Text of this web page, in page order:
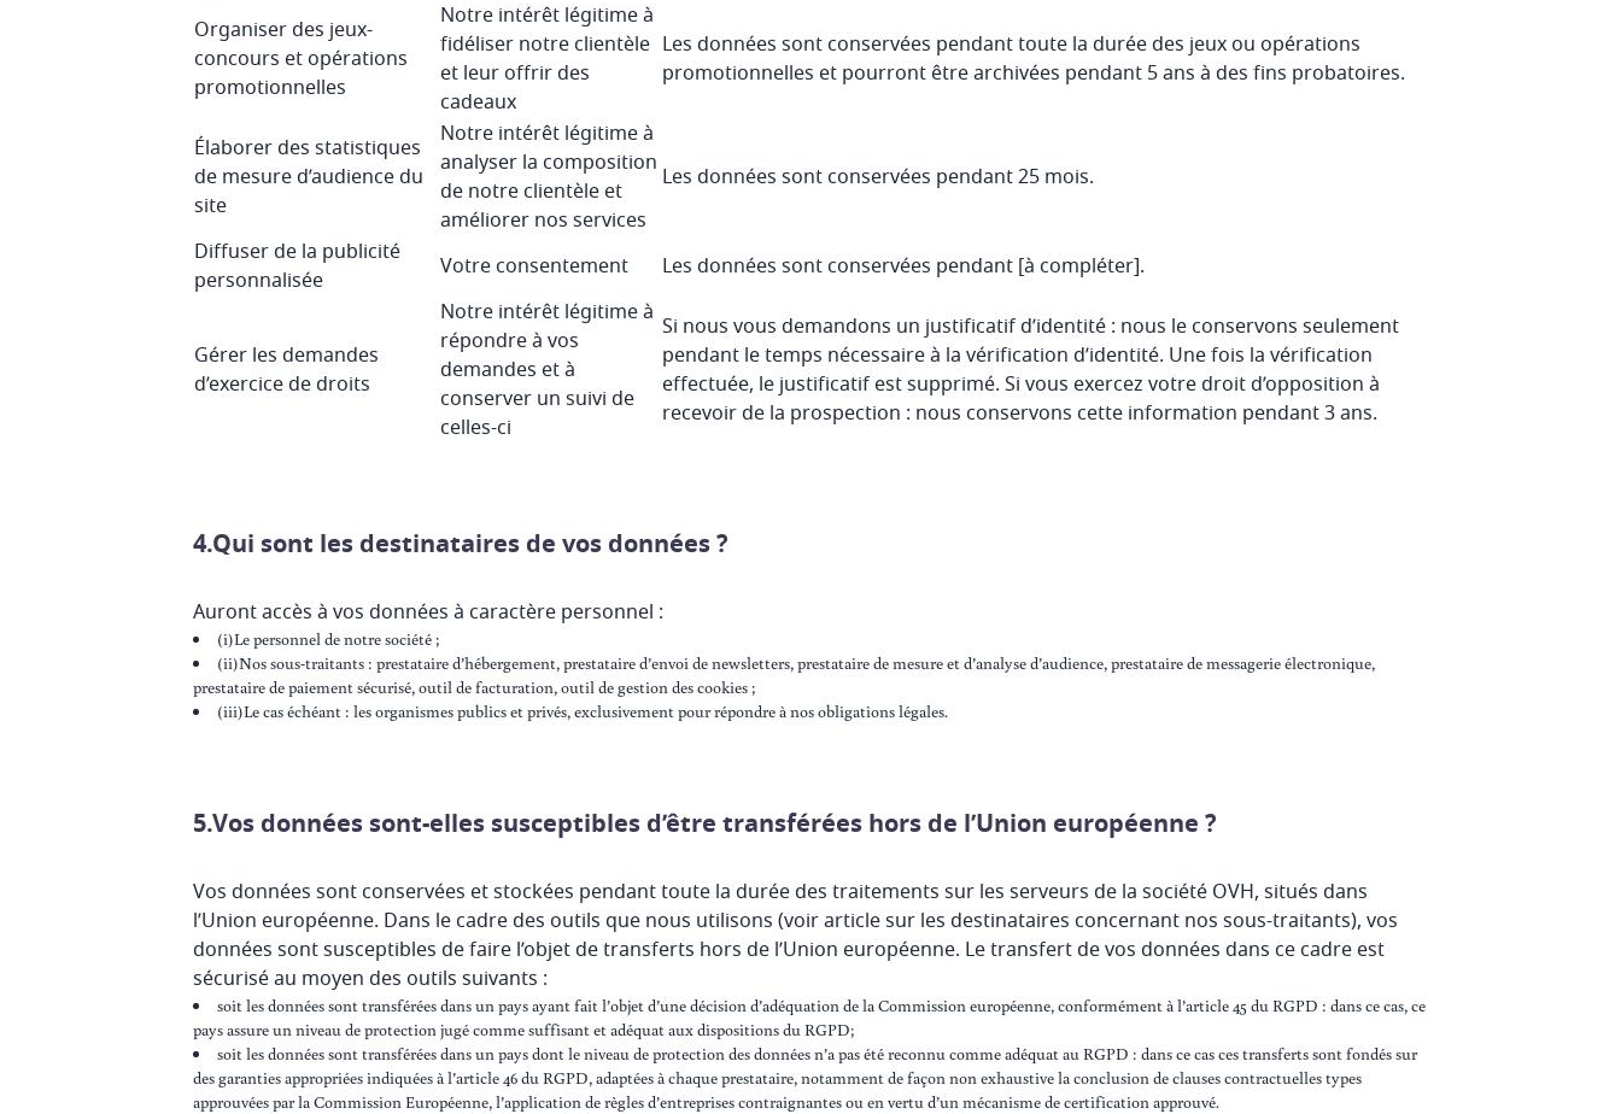
Organiser des jeux-
concours et opérations
promotionnelles
Notre intérêt légitime à
fidéliser notre clientèle
et leur offrir des
cadeaux
Les données sont conservées pendant toute la durée des jeux ou opérations
promotionnelles et pourront être archivées pendant 5 ans à des fins probatoires.
Élaborer des statistiques
de mesure d’audience du
site
Notre intérêt légitime à
analyser la composition
de notre clientèle et
améliorer nos services
Les données sont conservées pendant 25 mois.
Diffuser de la publicité
personnalisée
Votre consentement Les données sont conservées pendant [à compléter].
Gérer les demandes
d’exercice de droits
Notre intérêt légitime à
répondre à vos
demandes et à
conserver un suivi de
celles-ci
Si nous vous demandons un justificatif d’identité : nous le conservons seulement
pendant le temps nécessaire à la vérification d’identité. Une fois la vérification
effectuée, le justificatif est supprimé. Si vous exercez votre droit d’opposition à
recevoir de la prospection : nous conservons cette information pendant 3 ans.
4.Qui sont les destinataires de vos données ?
Auront accès à vos données à caractère personnel :
(i)Le personnel de notre société ;
(ii)Nos sous-traitants : prestataire d’hébergement, prestataire d’envoi de newsletters, prestataire de mesure et d’analyse d’audience, prestataire de messagerie électronique,
prestataire de paiement sécurisé, outil de facturation, outil de gestion des cookies ;
(iii)Le cas échéant : les organismes publics et privés, exclusivement pour répondre à nos obligations légales.
5.Vos données sont-elles susceptibles d’être transférées hors de l’Union européenne ?
Vos données sont conservées et stockées pendant toute la durée des traitements sur les serveurs de la société OVH, situés dans
l’Union européenne. Dans le cadre des outils que nous utilisons (voir article sur les destinataires concernant nos sous-traitants), vos
données sont susceptibles de faire l’objet de transferts hors de l’Union européenne. Le transfert de vos données dans ce cadre est
sécurisé au moyen des outils suivants :
soit les données sont transférées dans un pays ayant fait l’objet d’une décision d’adéquation de la Commission européenne, conformément à l’article 45 du RGPD : dans ce cas, ce
pays assure un niveau de protection jugé comme suffisant et adéquat aux dispositions du RGPD;
soit les données sont transférées dans un pays dont le niveau de protection des données n’a pas été reconnu comme adéquat au RGPD : dans ce cas ces transferts sont fondés sur
des garanties appropriées indiquées à l’article 46 du RGPD, adaptées à chaque prestataire, notamment de façon non exhaustive la conclusion de clauses contractuelles types
approuvées par la Commission Européenne, l’application de règles d’entreprises contraignantes ou en vertu d’un mécanisme de certification approuvé.